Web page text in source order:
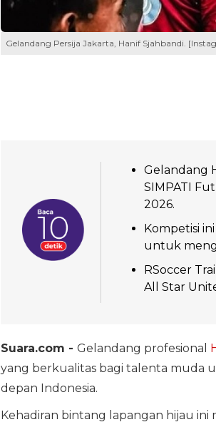
Gelandang Persija Jakarta, Hanif Sjahbandi.
Gelandang
SIMPATI
2026.
Kompetisi
untuk
RSoccer
All Star
Suara.com - Gelandang profesional
yang berkualitas bagi talenta muda
depan Indonesia.
Kehadiran bintang lapangan hijau ini